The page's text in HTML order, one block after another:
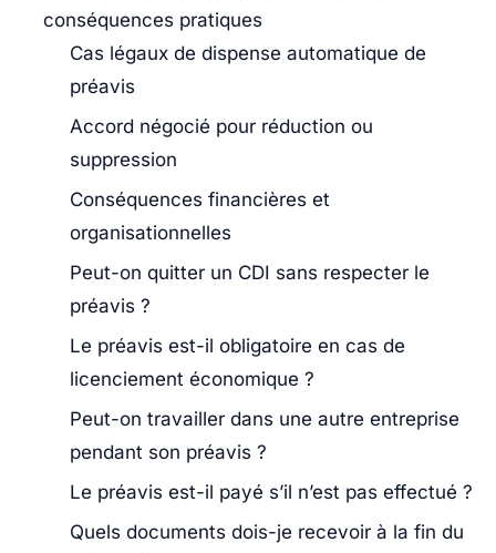
conséquences pratiques
Cas légaux de dispense automatique de
préavis
Accord négocié pour réduction ou
suppression
Conséquences financières et
organisationnelles
Peut-on quitter un CDI sans respecter le
préavis ?
Le préavis est-il obligatoire en cas de
licenciement économique ?
Peut-on travailler dans une autre entreprise
pendant son préavis ?
Le préavis est-il payé s’il n’est pas effectué ?
Quels documents dois-je recevoir à la fin du